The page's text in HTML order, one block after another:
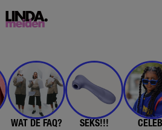
WAT DE FAQ? SEKS!!!